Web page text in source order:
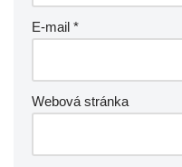
E-mail *
Webová stránka